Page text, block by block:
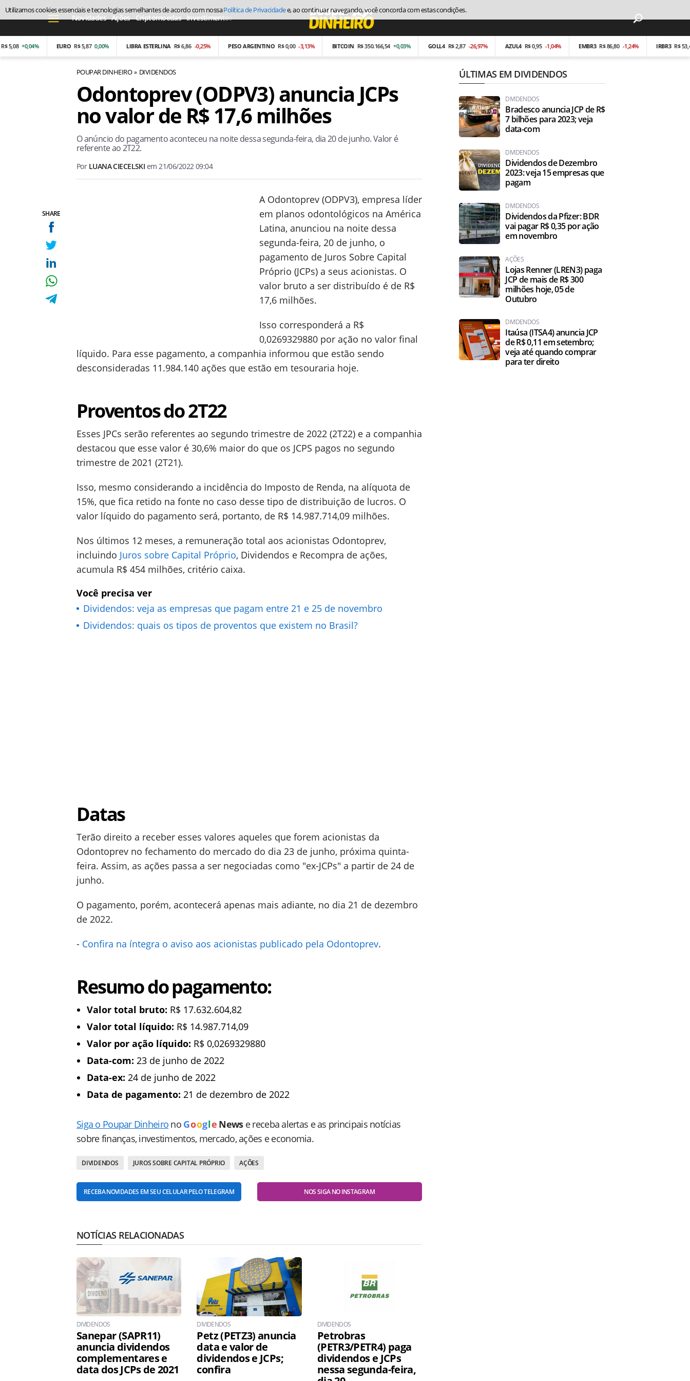
Novidades Ações Criptomoedas Investimentos Economia
+0,04% EURO R$ 5,87 0,00% LIBRA ESTERLINA R$ 6,86 -0,25% PESO ARGENTINO R$ 0,00 -3,13% BITCOIN R$ 350.166,54 +0,03% GOLL4 R$ 2,87 -26,97% AZUL4 R$ 0,95 -1,04% EMBR3 R$ 86,80 -1,24% IRBR3 R$ 53,40 -
POUPAR DINHEIRO DIVIDENDOS
SHARE
Odontoprev (ODPV3) anuncia JCPs
no valor de R$ 17,6 milhões
O anúncio do pagamento aconteceu na noite dessa segunda-feira, dia 20 de junho. Valor é
referente ao 2T22.
Por LUANA CIECELSKI em21/06/2022 09:04
A Odontoprev (ODPV3), empresa líder
em planos odontológicos na América
Latina, anunciou na noite dessa
segunda-feira, 20 de junho, o
pagamento de Juros Sobre Capital
Próprio (JCPs) a seus acionistas. O
valor bruto a ser distribuído é de R$
17,6 milhões.
Isso corresponderá a R$
0,0269329880 por ação no valor final
líquido. Para esse pagamento, a companhia informou que estão sendo
desconsideradas 11.984.140 ações que estão em tesouraria hoje.
Proventos do 2T22
Esses JPCs serão referentes ao segundo trimestre de 2022 (2T22) e a companhia
destacou que esse valor é 30,6% maior do que os JCPS pagos no segundo
trimestre de 2021 (2T21).
Isso, mesmo considerando a incidência do Imposto de Renda, na alíquota de
15%, que fica retido na fonte no caso desse tipo de distribuição de lucros. O
valor líquido do pagamento será, portanto, de R$ 14.987.714,09 milhões.
Nos últimos 12 meses, a remuneração total aos acionistas Odontoprev,
incluindo Juros sobre Capital Próprio, Dividendos e Recompra de ações,
acumula R$ 454 milhões, critério caixa.
Você precisa ver
Dividendos: veja as empresas que pagam entre 21 e 25 de novembro
Dividendos: quais os tipos de proventos que existem no Brasil?
Datas
Terão direito a receber esses valores aqueles que forem acionistas da
Odontoprev no fechamento do mercado do dia 23 de junho, próxima quinta-
feira. Assim, as ações passa a ser negociadas como "ex-JCPs" a partir de 24 de
junho.
O pagamento, porém, acontecerá apenas mais adiante, no dia 21 de dezembro
de 2022.
- Confira na íntegra o aviso aos acionistas publicado pela Odontoprev.
Resumo do pagamento:
Valor total bruto: R$ 17.632.604,82
Valor total líquido: R$ 14.987.714,09
Valor por ação líquido: R$ 0,0269329880
Data-com: 23 de junho de 2022
Data-ex: 24 de junho de 2022
Data de pagamento: 21 de dezembro de 2022
Siga o Poupar Dinheiro no Goog le News e receba alertas e as principais notícias
sobre finanças, investimentos, mercado, ações e economia.
DIVIDENDOS JUROS SOBRE CAPITAL PRÓPRIO AÇÕES
RECEBA NOVIDADES EM SEU CELULAR PELO TELEGRAM NOS SIGA NO INSTAGRAM
NOTÍCIAS RELACIONADAS
DIVIDENDOS
Sanepar (SAPR11)
anuncia dividendos
complementares e
data dos JCPs de 2021
DIVIDENDOS
Petz (PETZ3) anuncia
data e valor de
dividendos e JCPs;
confira
DIVIDENDOS
Petrobras
(PETR3/PETR4) paga
dividendos e JCPs
nessa segunda-feira,
ÚLTIMAS EM DIVIDENDOS
DIVIDENDOS
Bradesco anuncia JCP de R$
7 bilhões para 2023; veja
data-com
DIVIDENDOS
Dividendos de Dezembro
2023: veja 15 empresas que
pagam
DIVIDENDOS
Dividendos da Pfizer: BDR
vai pagar R$ 0,35 por ação
em novembro
AÇÕES
Lojas Renner (LREN3) paga
JCP de mais de R$ 300
milhões hoje, 05 de
Outubro
DIVIDENDOS
Itaúsa (ITSA4) anuncia JCP
de R$ 0,11 em setembro;
veja até quando comprar
para ter direito
Utilizamos cookies essenciais e tecnologias semelhantes de acordo com nossaPolítica de Privacidadee, ao continuar navegando, você concorda com estas condições.